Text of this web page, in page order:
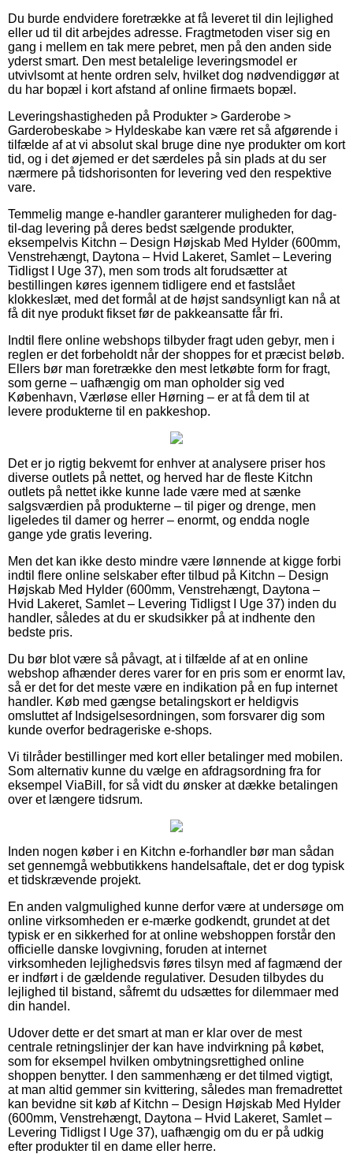
Du burde endvidere foretrække at få leveret til din lejlighed
eller ud til dit arbejdes adresse. Fragtmetoden viser sig en
gang i mellem en tak mere pebret, men på den anden side
yderst smart. Den mest betalelige leveringsmodel er
utvivlsomt at hente ordren selv, hvilket dog nødvendiggør at
du har bopæl i kort afstand af online firmaets bopæl.
Leveringshastigheden på Produkter > Garderobe >
Garderobeskabe > Hyldeskabe kan være ret så afgørende i
tilfælde af at vi absolut skal bruge dine nye produkter om kort
tid, og i det øjemed er det særdeles på sin plads at du ser
nærmere på tidshorisonten for levering ved den respektive
vare.
Temmelig mange e-handler garanterer muligheden for dag-
til-dag levering på deres bedst sælgende produkter,
eksempelvis Kitchn – Design Højskab Med Hylder (600mm,
Venstrehængt, Daytona – Hvid Lakeret, Samlet – Levering
Tidligst I Uge 37), men som trods alt forudsætter at
bestillingen køres igennem tidligere end et fastslået
klokkeslæt, med det formål at de højst sandsynligt kan nå at
få dit nye produkt fikset før de pakkeansatte får fri.
Indtil flere online webshops tilbyder fragt uden gebyr, men i
reglen er det forbeholdt når der shoppes for et præcist beløb.
Ellers bør man foretrække den mest letkøbte form for fragt,
som gerne – uafhængig om man opholder sig ved
København, Værløse eller Hørning – er at få dem til at
levere produkterne til en pakkeshop.
Det er jo rigtig bekvemt for enhver at analysere priser hos
diverse outlets på nettet, og herved har de fleste Kitchn
outlets på nettet ikke kunne lade være med at sænke
salgsværdien på produkterne – til piger og drenge, men
ligeledes til damer og herrer – enormt, og endda nogle
gange yde gratis levering.
Men det kan ikke desto mindre være lønnende at kigge forbi
indtil flere online selskaber efter tilbud på Kitchn – Design
Højskab Med Hylder (600mm, Venstrehængt, Daytona –
Hvid Lakeret, Samlet – Levering Tidligst I Uge 37) inden du
handler, således at du er skudsikker på at indhente den
bedste pris.
Du bør blot være så påvagt, at i tilfælde af at en online
webshop afhænder deres varer for en pris som er enormt lav,
så er det for det meste være en indikation på en fup internet
handler. Køb med gængse betalingskort er heldigvis
omsluttet af Indsigelsesordningen, som forsvarer dig som
kunde overfor bedrageriske e-shops.
Vi tilråder bestillinger med kort eller betalinger med mobilen.
Som alternativ kunne du vælge en afdragsordning fra for
eksempel ViaBill, for så vidt du ønsker at dække betalingen
over et længere tidsrum.
Inden nogen køber i en Kitchn e-forhandler bør man sådan
set gennemgå webbutikkens handelsaftale, det er dog typisk
et tidskrævende projekt.
En anden valgmulighed kunne derfor være at undersøge om
online virksomheden er e-mærke godkendt, grundet at det
typisk er en sikkerhed for at online webshoppen forstår den
officielle danske lovgivning, foruden at internet
virksomheden lejlighedsvis føres tilsyn med af fagmænd der
er indført i de gældende regulativer. Desuden tilbydes du
lejlighed til bistand, såfremt du udsættes for dilemmaer med
din handel.
Udover dette er det smart at man er klar over de mest
centrale retningslinjer der kan have indvirkning på købet,
som for eksempel hvilken ombytningsrettighed online
shoppen benytter. I den sammenhæng er det tilmed vigtigt,
at man altid gemmer sin kvittering, således man fremadrettet
kan bevidne sit køb af Kitchn – Design Højskab Med Hylder
(600mm, Venstrehængt, Daytona – Hvid Lakeret, Samlet –
Levering Tidligst I Uge 37), uafhængig om du er på udkig
efter produkter til en dame eller herre.